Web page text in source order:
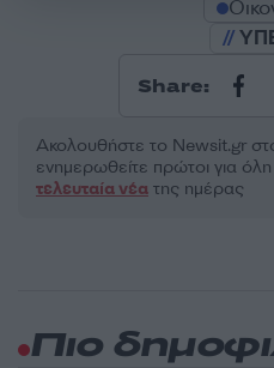
Share:
Ακολουθήστε το Νewsit.gr
ενημερωθείτε πρώτοι για
τελευταία νέα της ημέρας
Πιο